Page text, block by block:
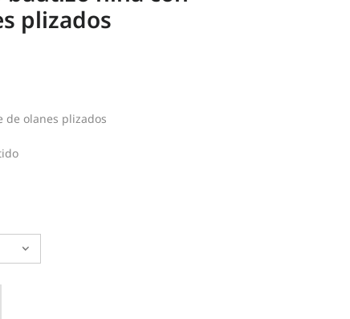
plizados
de olanes plizados